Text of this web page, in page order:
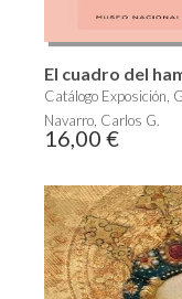
El cuadro del
Catálogo Exposición,
Navarro, Carlos G.
16,00 €